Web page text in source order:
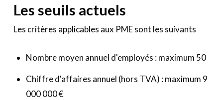
Les seuils actuels
Les critères applicables aux PME sont les suivants
Nombre moyen annuel d'employés : maximum 50
Chiffre d'affaires annuel (hors TVA) : maximum 9
000 000 €